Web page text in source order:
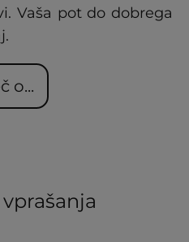
Vaša pot do dobrega
o...